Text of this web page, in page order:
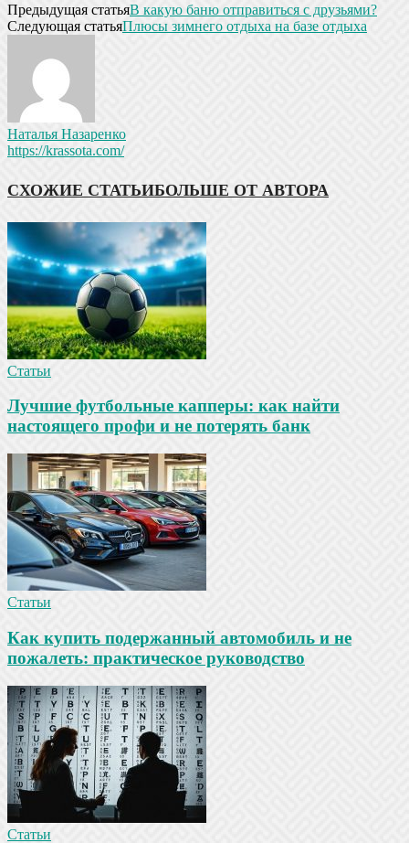
Предыдущая статьяВ какую баню отправиться с друзьями?
Следующая статьяПлюсы зимнего отдыха на базе отдыха
Наталья Назаренко
https://krassota.com/
СХОЖИЕ СТАТЬИБОЛЬШЕ ОТ АВТОРА
Статьи
Лучшие футбольные капперы: как найти
настоящего профи и не потерять банк
Статьи
Как купить подержанный автомобиль и не
пожалеть: практическое руководство
Статьи